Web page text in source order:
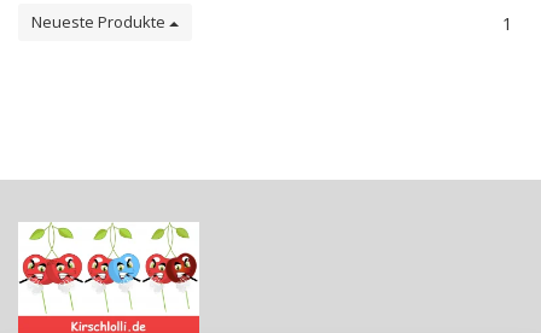
Neueste Produkte 1